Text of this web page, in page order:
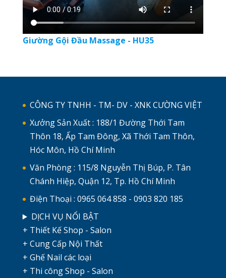
Giường Gội Đầu Massage - HU35
CÔNG TY TNHH - TM- DV - XNK CƯỜNG VIỆT
Xưởng Sản Xuất : 188/1 Đường Thới Tam
Thôn 18, Ấp Tam Đông, Xã Thới Tam Thôn,
Hóc Môn, Hồ Chí Minh
Văn Phòng : 115/8 Nguyễn Thị Búp, P. Tân
Chánh Hiệp, Quận 12, Tp. Hồ Chí Minh
Điện Thoại : 0965 064 858 - 0903 820 185
DỊCH VỤ NỔI BẬT
+ Thiết Kế Shop - Salon
+ Cung Cấp Nội Thất
+ Ghế Nail các loại
+ Thi công Shop - Salon